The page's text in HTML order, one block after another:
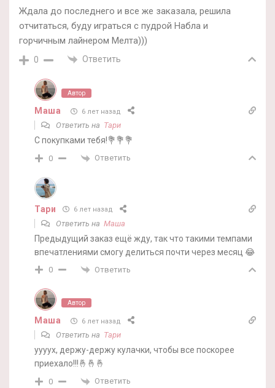
Ждала до последнего и все же заказала, решила
отчитаться, буду играться с пудрой Набла и
горчичным лайнером Мелта)))
0 Ответить
Автор
Маша 6 лет назад
Ответить на Тари
С покупками тебя!💐💐💐
0 Ответить
Тари 6 лет назад
Ответить на Маша
Предыдущий заказ ещё жду, так что такими темпами
впечатлениями смогу делиться почти через месяц 😂
0 Ответить
Автор
Маша 6 лет назад
Ответить на Тари
уууух, держу-держу кулачки, чтобы все поскорее
приехало!!!🤞🤞🤞
0 Ответить